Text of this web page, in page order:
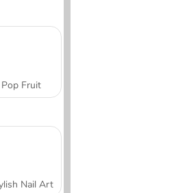
Pop Fruit
Nail Art